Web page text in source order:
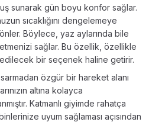
sunarak gün boyu konfor sağlar.
sıcaklığını dengelemeye
Böylece, yaz aylarında bile
sağlar. Bu özellik, özellikle
bir seçenek haline getirir.
sarmadan özgür bir hareket alanı
altına kolayca
Katmanlı giyimde rahatça
uyum sağlaması açısından